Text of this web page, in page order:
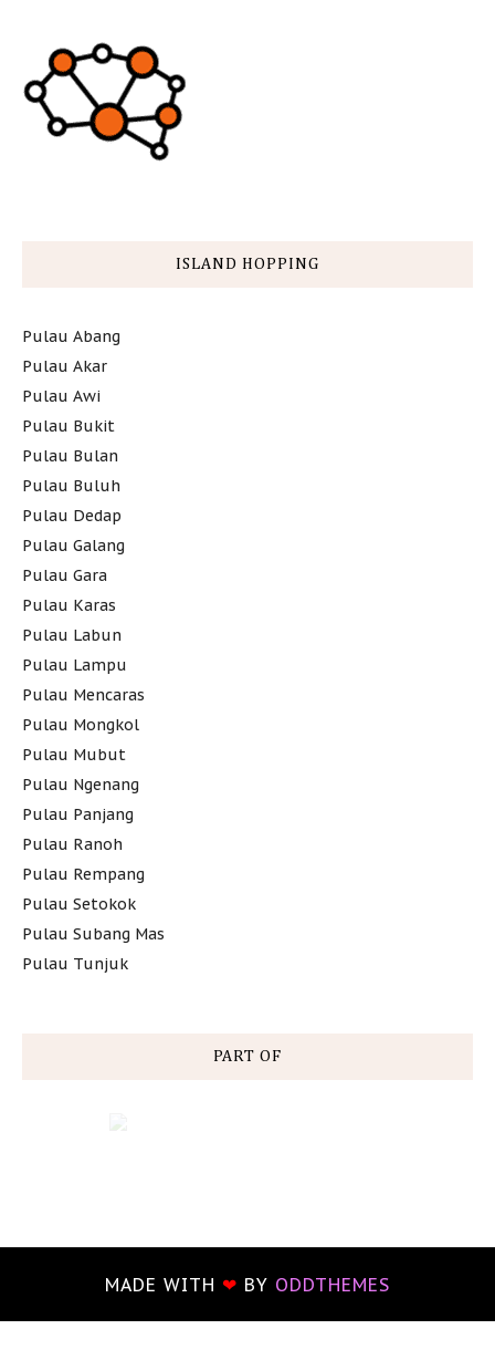
ISLAND HOPPING
Pulau Abang
Pulau Akar
Pulau Awi
Pulau Bukit
Pulau Bulan
Pulau Buluh
Pulau Dedap
Pulau Galang
Pulau Gara
Pulau Karas
Pulau Labun
Pulau Lampu
Pulau Mencaras
Pulau Mongkol
Pulau Mubut
Pulau Ngenang
Pulau Panjang
Pulau Ranoh
Pulau Rempang
Pulau Setokok
Pulau Subang Mas
Pulau Tunjuk
PART OF
MADE WITH ❤ BY ODDTHEMES